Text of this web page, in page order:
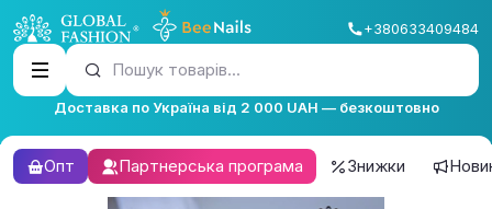
+380633409484
Пошук товарів...
Доставка по Україна від 2 000 UAH — безкоштовно
Опт Партнерська програма Знижки